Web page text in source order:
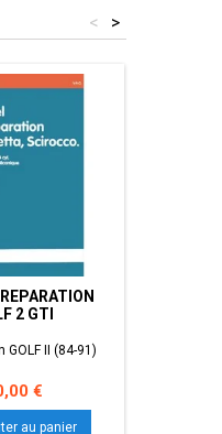
>
<
2 GTI
GOLF II (84-91)
€
au panier